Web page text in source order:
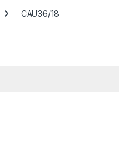
CAU36/18